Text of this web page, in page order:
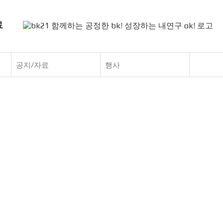
공지/자료 행사